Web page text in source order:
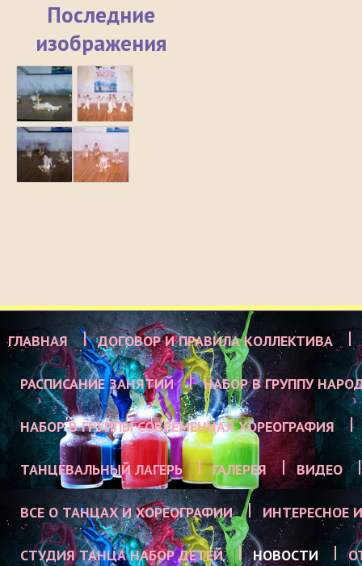
Последние
изображения
ГЛАВНАЯ ДОГОВОР И ПРАВИЛА КОЛЛЕКТИВА
РАСПИСАНИЕ ЗАНЯТИЙ НАБОР В ГРУППУ
НАБОР В ГРУППЫ СОВРЕМЕННАЯ ХОРЕОГРАФИЯ
ТАНЦЕВАЛЬНЫЙ ЛАГЕРЬ ГАЛЕРЕЯ ВИДЕО
ВСЕ О ТАНЦАХ И ХОРЕОГРАФИИ ИНТЕРЕСНОЕ
СТУДИЯ ТАНЦА НАБОР ДЕТЕЙ НОВОСТИ